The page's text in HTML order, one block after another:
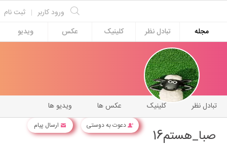
ثبت نام | ورود کاربر
مجله
تبادل نظر کلینیک عکس ویدیو
دعوت به دوستی ارسال پیام
ویدیو ها عکس ها کلینیک تبادل نظر
صبا_هستم16